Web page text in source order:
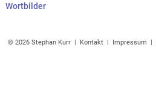
Wortbilder
© 2026 Stephan Kurr | Kontakt | Impressum |